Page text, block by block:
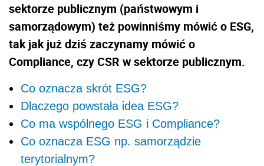
sektorze publicznym (państwowym i
samorządowym) też powinniśmy mówić o ESG,
tak jak już dziś zaczynamy mówić o
Compliance, czy CSR w sektorze publicznym.
Co oznacza skrót ESG?
Dlaczego powstała idea ESG?
Co ma wspólnego ESG i Compliance?
Co oznacza ESG np. samorządzie
terytorialnym?